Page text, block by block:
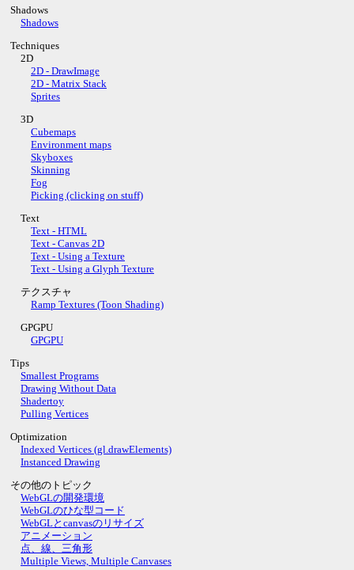
Shadows
Shadows
Techniques
2D
2D - DrawImage
2D - Matrix Stack
Sprites
3D
Cubemaps
Environment maps
Skyboxes
Skinning
Fog
Picking (clicking on stuff)
Text
Text - HTML
Text - Canvas 2D
Text - Using a Texture
Text - Using a Glyph Texture
テクスチャ
Ramp Textures (Toon Shading)
GPGPU
GPGPU
Tips
Smallest Programs
Drawing Without Data
Shadertoy
Pulling Vertices
Optimization
Indexed Vertices (gl.drawElements)
Instanced Drawing
その他のトピック
WebGLの開発環境
WebGLのひな型コード
WebGLとcanvasのリサイズ
アニメーション
点、線、三角形
Multiple Views, Multiple Canvases